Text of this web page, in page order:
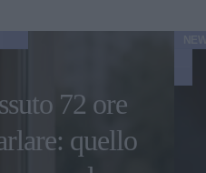
72 ore
quello